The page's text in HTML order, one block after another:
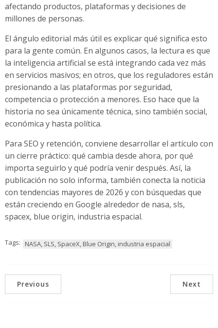
afectando productos, plataformas y decisiones de
millones de personas.
El ángulo editorial más útil es explicar qué significa esto
para la gente común. En algunos casos, la lectura es que
la inteligencia artificial se está integrando cada vez más
en servicios masivos; en otros, que los reguladores están
presionando a las plataformas por seguridad,
competencia o protección a menores. Eso hace que la
historia no sea únicamente técnica, sino también social,
económica y hasta política.
Para SEO y retención, conviene desarrollar el artículo con
un cierre práctico: qué cambia desde ahora, por qué
importa seguirlo y qué podría venir después. Así, la
publicación no solo informa, también conecta la noticia
con tendencias mayores de 2026 y con búsquedas que
están creciendo en Google alrededor de nasa, sls,
spacex, blue origin, industria espacial.
Tags: NASA, SLS, SpaceX, Blue Origin, industria espacial
Previous Next